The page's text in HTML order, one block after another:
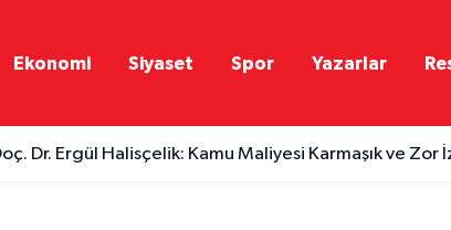
Ekonomi Siyaset Spor Yazarlar
Dr. Ergül Halisçelik: Kamu Maliyesi Karmaşık ve Zor